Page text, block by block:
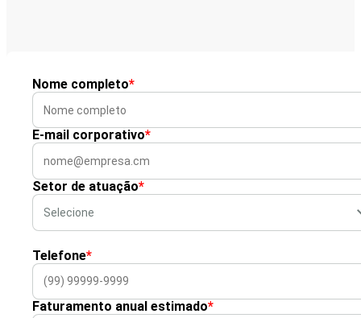
Nome completo*
E-mail corporativo*
Setor de atuação*
Telefone*
Faturamento anual estimado*